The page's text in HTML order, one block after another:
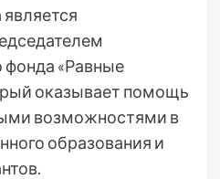
фонда «Равные
оказывает помощь
возможностями в
образования и